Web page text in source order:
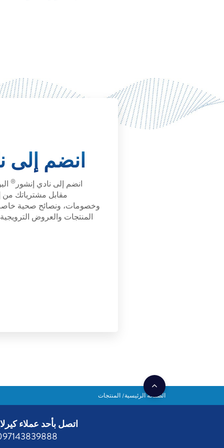
انضم إلى
انضم إلى نادي إنشور ®
مقابل مشترياتك من
وخصومات، ونصائح صحية
المنتجات والعروض
الصفحة الرئيسية المنتجات
اتصل بأحد عملاء